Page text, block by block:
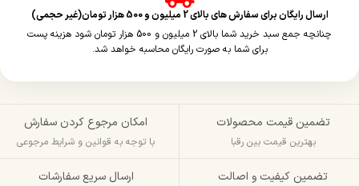
ارسال رایگان برای سفارش های بالای 2 میلیون و 500 هزار تومان(غیر حجمی)
چنانچه جمع سبد خرید شما بالای 2 میلیون و 500 هزار تومان شود هزینه پست
برای شما به صورت رایگان محاسبه خواهد شد.
تضمین قیمت محصولات
بهترین قیمت بین رقبا
امکان مرجوع کردن سفارش
با توجه به قوانین و شرایط مرجوعی
تضمین کیفیت و اصالت ارسال سریع سفارشات